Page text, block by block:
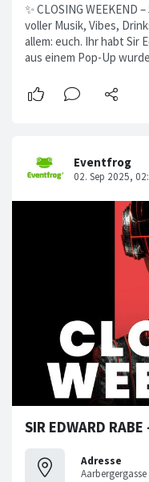
✨ CLOSING WEEKEND
voller Musik, Vibes,
allem: euch. Ihr habt Sir
aus einem Pop-Up wurde
SIR EDWARD
Adresse